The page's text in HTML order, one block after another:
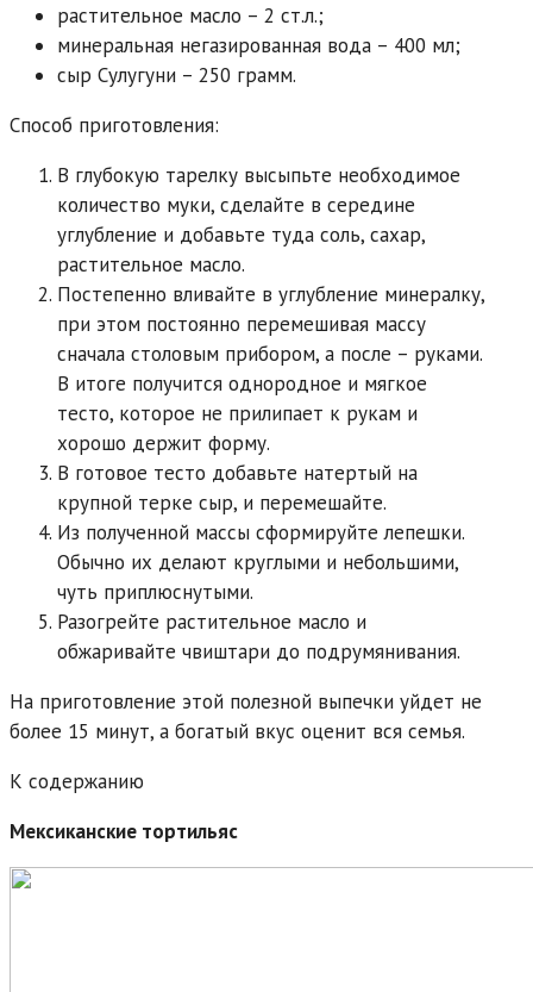
растительное масло – 2 ст.л.;
минеральная негазированная вода – 400 мл;
сыр Сулугуни – 250 грамм.
Способ приготовления:
В глубокую тарелку высыпьте необходимое
количество муки, сделайте в середине
углубление и добавьте туда соль, сахар,
растительное масло.
Постепенно вливайте в углубление минералку,
при этом постоянно перемешивая массу
сначала столовым прибором, а после – руками.
В итоге получится однородное и мягкое
тесто, которое не прилипает к рукам и
хорошо держит форму.
В готовое тесто добавьте натертый на
крупной терке сыр, и перемешайте.
Из полученной массы сформируйте лепешки.
Обычно их делают круглыми и небольшими,
чуть приплюснутыми.
Разогрейте растительное масло и
обжаривайте чвиштари до подрумянивания.
На приготовление этой полезной выпечки уйдет не
более 15 минут, а богатый вкус оценит вся семья.
К содержанию
Мексиканские тортильяс